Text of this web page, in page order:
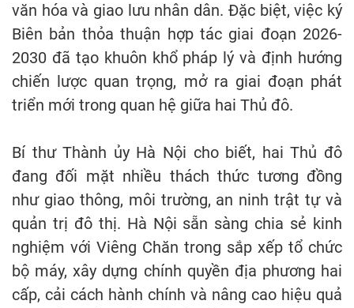
văn hóa và giao lưu nhân dân. Đặc biệt, việc ký
Biên bản thỏa thuận hợp tác giai đoạn 2026-
2030 đã tạo khuôn khổ pháp lý và định hướng
chiến lược quan trọng, mở ra giai đoạn phát
triển mới trong quan hệ giữa hai Thủ đô.
Bí thư Thành ủy Hà Nội cho biết, hai Thủ đô
đang đối mặt nhiều thách thức tương đồng
như giao thông, môi trường, an ninh trật tự và
quản trị đô thị. Hà Nội sẵn sàng chia sẻ kinh
nghiệm với Viêng Chăn trong sắp xếp tổ chức
bộ máy, xây dựng chính quyền địa phương hai
cấp, cải cách hành chính và nâng cao hiệu quả